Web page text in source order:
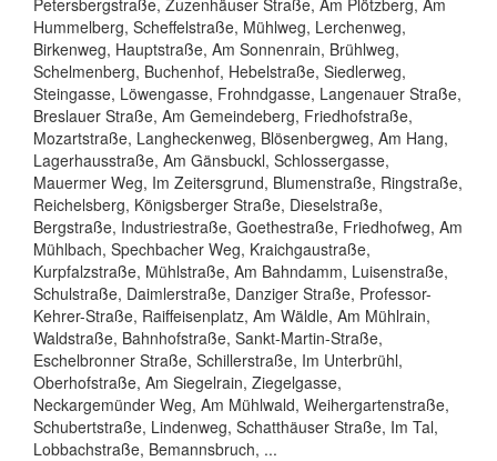
Hummelberg, Scheffelstraße, Mühlweg, Lerchenweg,
Birkenweg, Hauptstraße, Am Sonnenrain, Brühlweg,
Schelmenberg, Buchenhof, Hebelstraße, Siedlerweg,
Steingasse, Löwengasse, Frohndgasse, Langenauer Straße,
Breslauer Straße, Am Gemeindeberg, Friedhofstraße,
Mozartstraße, Langheckenweg, Blösenbergweg, Am Hang,
Lagerhausstraße, Am Gänsbuckl, Schlossergasse,
Mauermer Weg, Im Zeitersgrund, Blumenstraße, Ringstraße,
Reichelsberg, Königsberger Straße, Dieselstraße,
Bergstraße, Industriestraße, Goethestraße, Friedhofweg, Am
Mühlbach, Spechbacher Weg, Kraichgaustraße,
Kurpfalzstraße, Mühlstraße, Am Bahndamm, Luisenstraße,
Schulstraße, Daimlerstraße, Danziger Straße, Professor-
Kehrer-Straße, Raiffeisenplatz, Am Wäldle, Am Mühlrain,
Waldstraße, Bahnhofstraße, Sankt-Martin-Straße,
Eschelbronner Straße, Schillerstraße, Im Unterbrühl,
Oberhofstraße, Am Siegelrain, Ziegelgasse,
Neckargemünder Weg, Am Mühlwald, Weihergartenstraße,
Schubertstraße, Lindenweg, Schatthäuser Straße, Im Tal,
Lobbachstraße, Bemannsbruch, ...